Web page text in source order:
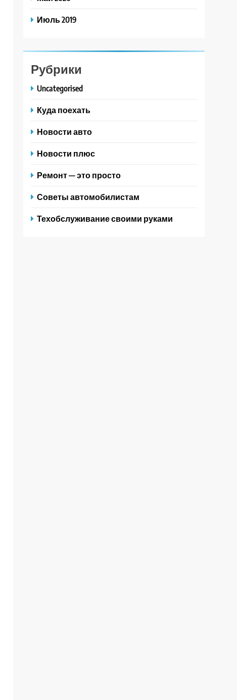
Июль 2019
Рубрики
Uncategorised
Куда поехать
Новости авто
Новости плюс
Ремонт — это просто
Советы автомобилистам
Техобслуживание своими руками